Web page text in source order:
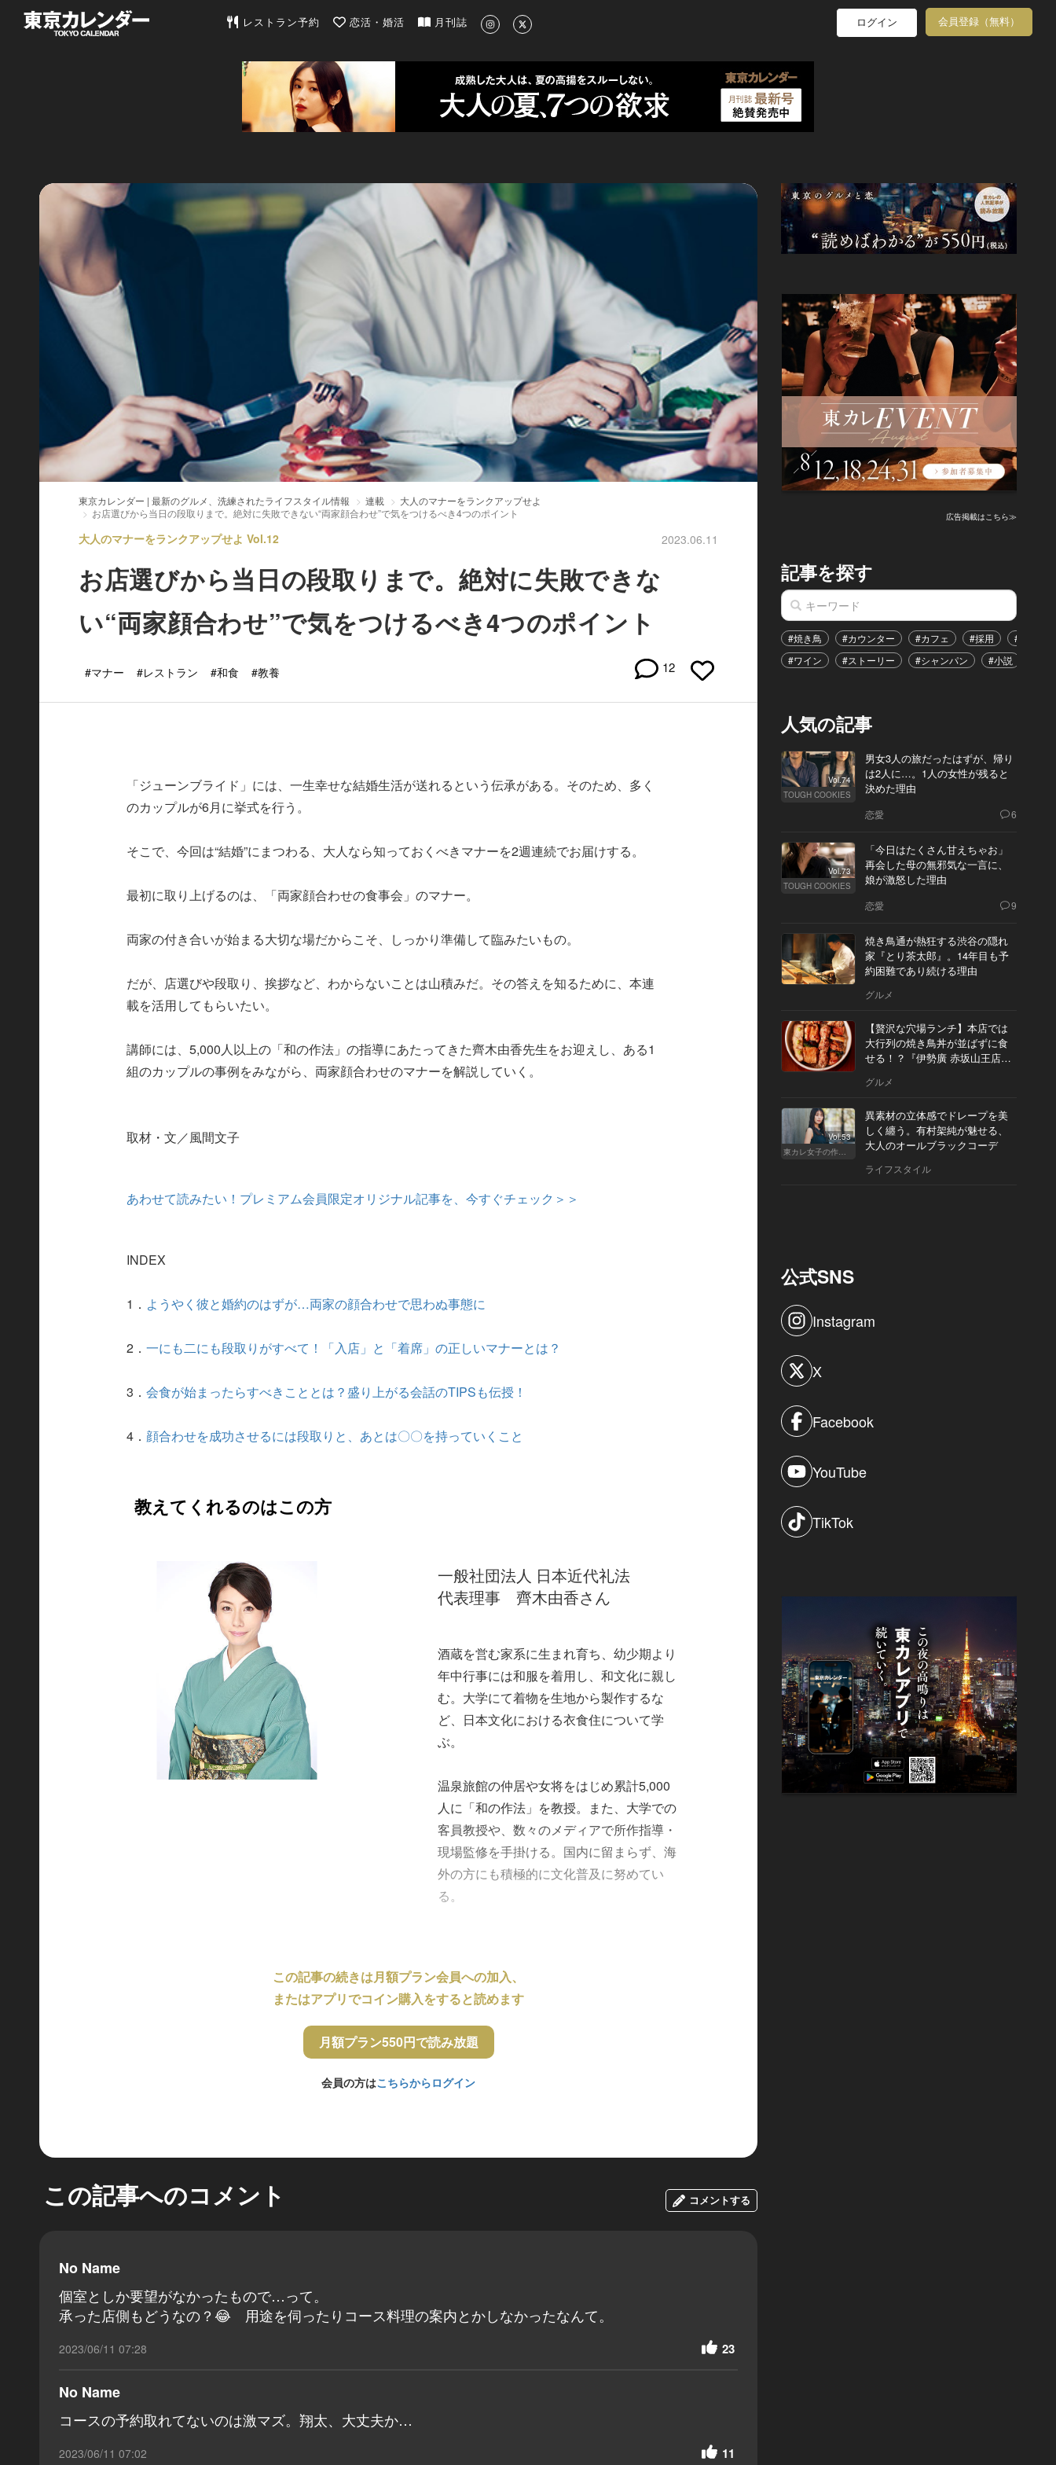
東京カレンダー | 最新のグルメ、洗練されたライフスタイル情報
レストラン予約 恋活・婚活 月刊誌 ログイン 会員登録（無料）
東京カレンダー | 最新のグルメ、洗練されたライフスタイル情報 連載
大人のマナーをランクアップせよ
お店選びから当日の段取りまで。絶対に失敗できない“両家顔合わせ”で気をつけるべき4つのポイント
大人のマナーをランクアップせよ Vol.12 2023.06.11
お店選びから当日の段取りまで。絶対に失敗できな
い“両家顔合わせ”で気をつけるべき4つのポイント
#マナー #レストラン #和食 #教養 12
「ジューンブライド」には、一生幸せな結婚生活が送れるという伝承がある。そのため、多く
のカップルが6月に挙式を行う。
そこで、今回は“結婚”にまつわる、大人なら知っておくべきマナーを2週連続でお届けする。
最初に取り上げるのは、「両家顔合わせの食事会」のマナー。
両家の付き合いが始まる大切な場だからこそ、しっかり準備して臨みたいもの。
だが、店選びや段取り、挨拶など、わからないことは山積みだ。その答えを知るために、本連
載を活用してもらいたい。
講師には、5,000人以上の「和の作法」の指導にあたってきた齊木由香先生をお迎えし、ある1
組のカップルの事例をみながら、両家顔合わせのマナーを解説していく。
取材・文／風間文子
あわせて読みたい！プレミアム会員限定オリジナル記事を、今すぐチェック＞＞
INDEX
1． ようやく彼と婚約のはずが…両家の顔合わせで思わぬ事態に
2．一にも二にも段取りがすべて！「入店」と「着席」の正しいマナーとは？
3．会食が始まったらすべきこととは？盛り上がる会話のTIPSも伝授！
4． 顔合わせを成功させるには段取りと、あとは〇〇を持っていくこと
教えてくれるのはこの方
一般社団法人 日本近代礼法
代表理事 齊木由香さん
酒蔵を営む家系に生まれ育ち、幼少期より
年中行事には和服を着用し、和文化に親し
む。大学にて着物を生地から製作するな
ど、日本文化における衣食住について学
ぶ。
温泉旅館の仲居や女将をはじめ累計5,000
人に「和の作法」を教授。また、大学での
客員教授や、数々のメディアで所作指導・
現場監修を手掛ける。国内に留まらず、海
外の方にも積極的に文化普及に努めてい
る。
この記事の続きは月額プラン会員への加入、
またはアプリでコイン購入をすると読めます
月額プラン550円で読み放題
会員の方はこちらからログイン
この記事へのコメント コメントする
No Name
個室としか要望がなかったもので…って。
承った店側もどうなの？😂 用途を伺ったりコース料理の案内とかしなかったなんて。
2023/06/11 07:28 23
No Name
コースの予約取れてないのは激マズ。翔太、大丈夫か…
2023/06/11 07:02 11
広告掲載はこちら≫
記事を探す
#焼き鳥 #カウンター #カフェ #採用
#恋愛
#ワイン
#ストーリー #シャンパン #小説
人気の記事
Vol.74
TOUGH COOKIES
男女3人の旅だったはずが、帰り
は2人に…。1人の女性が残ると
決めた理由
恋愛 6
Vol.73
TOUGH COOKIES
「今日はたくさん甘えちゃお」
再会した母の無邪気な一言に、
娘が激怒した理由
恋愛 9
焼き鳥通が熱狂する渋谷の隠れ
家『とり茶太郎』。14年目も予
約困難であり続ける理由
グルメ
【贅沢な穴場ランチ】本店では
大行列の焼き鳥丼が並ばずに食
せる！？『伊勢廣 赤坂山王店』
グルメ
Vol.53
東カレ女子の作り方
異素材の立体感でドレープを美
しく纏う。有村架純が魅せる、
大人のオールブラックコーデ
ライフスタイル
公式SNS
Instagram
X
Facebook
YouTube
TikTok